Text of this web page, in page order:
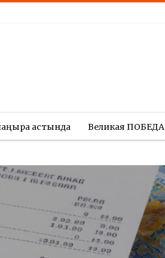
астында Великая ПОБЕДА